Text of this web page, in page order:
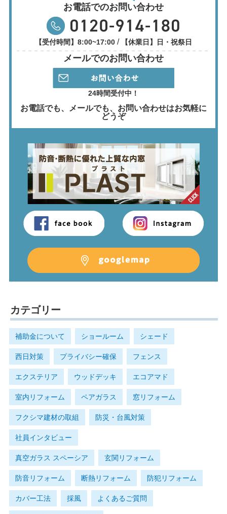
お電話でのお問い合わせ
【受付時間】8:00~17:00 / 【休業日】日・祝祭日
メールでのお問い合わせ
24時間受付中！
お電話でも、メールでも、 お問い合わせはお気軽に
どうぞ
カテゴリー
補助金について ショールーム シェード
西日対策 プライバシー確保 フェンス
エクステリア ウッドデッキ エコアマド
室内リフォーム ペアガラス 窓リフォーム
フクシマ建材の取組
社員インタビュー
防災・台風対策
真空ガラス スペーシア 玄関リフォーム
防音リフォーム 断熱リフォーム 防犯リフォーム
カバー工法 採風 よくあるご質問